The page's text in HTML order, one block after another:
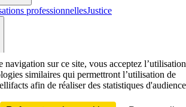
professionnellesJustice
navigation sur ce site, vous acceptez l’utilisation
similaires qui permettront l’utilisation de
afin de réaliser des statistiques d'audience